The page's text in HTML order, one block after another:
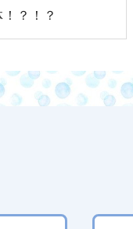
！？！？